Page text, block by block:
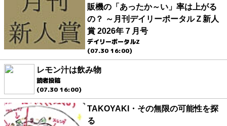
販機の「あったか～い」率は上がる
の？ ～月刊デイリーポータルＺ新人
賞 2026年７月号
デイリーポータルZ
(07.30 16:00)
レモン汁は飲み物
読者投稿
(07.30 16:00)
TAKOYAKI・その無限の可能性を探
る